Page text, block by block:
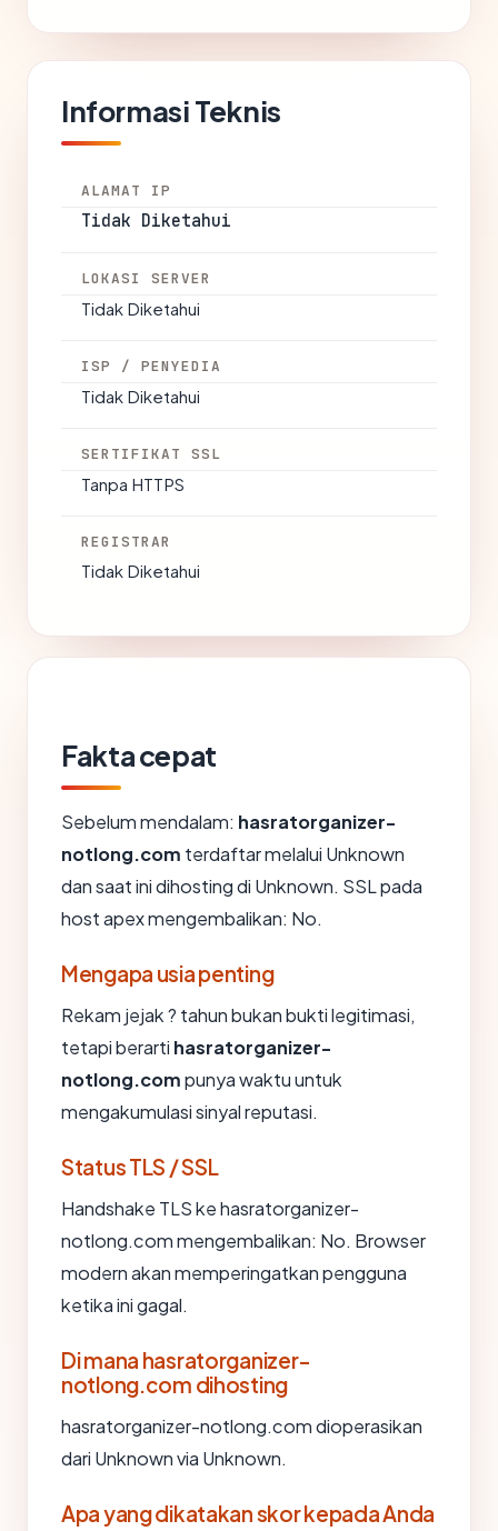
Informasi Teknis
ALAMAT IP
Tidak Diketahui
LOKASI SERVER
Tidak Diketahui
ISP / PENYEDIA
Tidak Diketahui
SERTIFIKAT SSL
Tanpa HTTPS
REGISTRAR
Tidak Diketahui
Fakta cepat
Sebelum mendalam: hasratorganizer-
notlong.com terdaftar melalui Unknown
dan saat ini dihosting di Unknown. SSL pada
host apex mengembalikan: No.
Mengapa usia penting
Rekam jejak ? tahun bukan bukti legitimasi,
tetapi berarti hasratorganizer-
notlong.compunya waktu untuk
mengakumulasi sinyal reputasi.
Status TLS / SSL
Handshake TLS ke hasratorganizer-
notlong.com mengembalikan: No. Browser
modern akan memperingatkan pengguna
ketika ini gagal.
Di mana hasratorganizer-
notlong.com dihosting
hasratorganizer-notlong.com dioperasikan
dari Unknown via Unknown.
Apa yang dikatakan skor kepada Anda